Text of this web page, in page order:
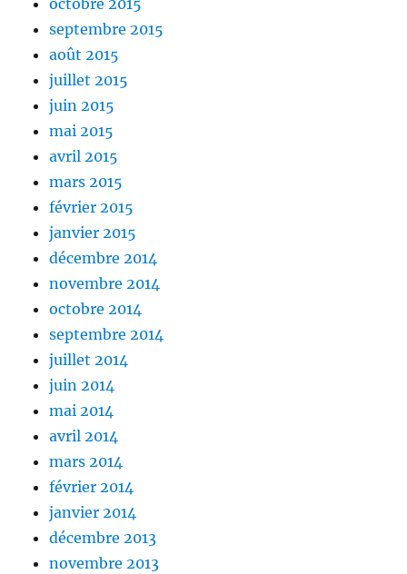
septembre 2015
août 2015
juillet 2015
juin 2015
mai 2015
avril 2015
mars 2015
février 2015
janvier 2015
décembre 2014
novembre 2014
octobre 2014
septembre 2014
juillet 2014
juin 2014
mai 2014
avril 2014
mars 2014
février 2014
janvier 2014
décembre 2013
novembre 2013